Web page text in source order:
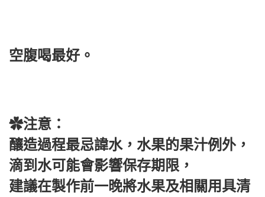
空腹喝最好。
✿注意：
釀造過程最忌諱水，水果的果汁例外，
滴到水可能會影響保存期限，
建議在製作前一晚將水果及相關用具清